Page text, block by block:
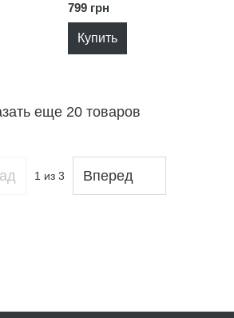
799 грн
Купить
еще 20 товаров
1 из 3 Вперед